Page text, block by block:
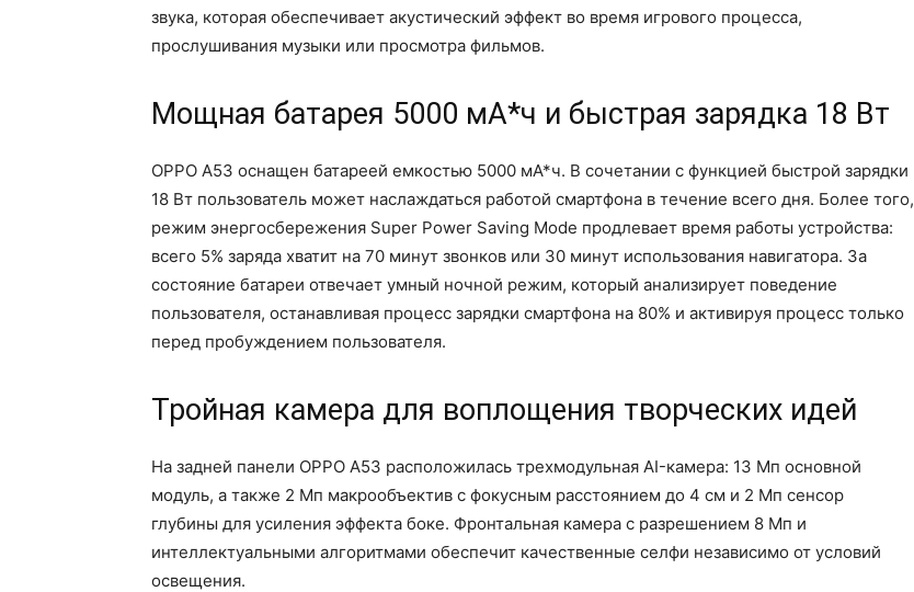
звука, которая обеспечивает акустический эффект во время игрового процесса,
прослушивания музыки или просмотра фильмов.
Мощная батарея 5000 мА*ч и быстрая зарядка 18 Вт
OPPO A53 оснащен батареей емкостью 5000 мА*ч. В сочетании с функцией быстрой зарядки
18 Вт пользователь может наслаждаться работой смартфона в течение всего дня. Более того,
режим энергосбережения Super Power Saving Mode продлевает время работы устройства:
всего 5% заряда хватит на 70 минут звонков или 30 минут использования навигатора. За
состояние батареи отвечает умный ночной режим, который анализирует поведение
пользователя, останавливая процесс зарядки смартфона на 80% и активируя процесс только
перед пробуждением пользователя.
Тройная камера для воплощения творческих идей
На задней панели OPPO A53 расположилась трехмодульная AI-камера: 13 Мп основной
модуль, а также 2 Мп макрообъектив с фокусным расстоянием до 4 см и 2 Мп сенсор
глубины для усиления эффекта боке. Фронтальная камера с разрешением 8 Мп и
интеллектуальными алгоритмами обеспечит качественные селфи независимо от условий
освещения.